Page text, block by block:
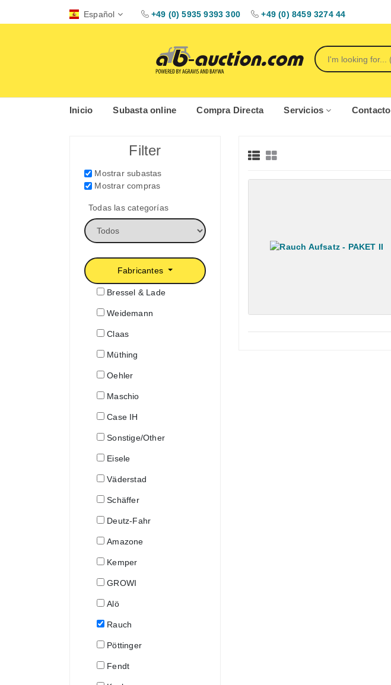
Español +49 (0) 5935 9393 300 +49 (0) 8459 3274 44
Inicio Subasta online Compra Directa Servicios Contacto
Filter
Mostrar subastas
Mostrar compras
Todas las categorías
Fabricantes
Bressel & Lade
Weidemann
Claas
Müthing
Oehler
Maschio
Case IH
Sonstige/Other
Eisele
Väderstad
Schäffer
Deutz-Fahr
Amazone
Kemper
GROWI
Alö
Rauch
Pöttinger
Fendt